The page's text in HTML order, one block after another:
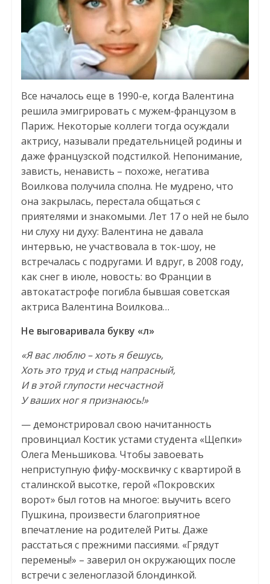
Все началось еще в 1990-е, когда Валентина
решила эмигрировать с мужем-французом в
Париж. Некоторые коллеги тогда осуждали
актрису, называли предательницей родины и
даже французской подстилкой. Непонимание,
зависть, ненависть – похоже, негатива
Воилкова получила сполна. Не мудрено, что
она закрылась, перестала общаться с
приятелями и знакомыми. Лет 17 о ней не было
ни слуху ни духу: Валентина не давала
интервью, не участвовала в ток-шоу, не
встречалась с подругами. И вдруг, в 2008 году,
как снег в июле, новость: во Франции в
автокатастрофе погибла бывшая советская
актриса Валентина Воилкова…
Не выговаривала букву «л»
«Я вас люблю – хоть я бешусь,
Хоть это труд и стыд напрасный,
И в этой глупости несчастной
У ваших ног я признаюсь!»
— демонстрировал свою начитанность
провинциал Костик устами студента «Щепки»
Олега Меньшикова. Чтобы завоевать
неприступную фифу-москвичку с квартирой в
сталинской высотке, герой «Покровских
ворот» был готов на многое: выучить всего
Пушкина, произвести благоприятное
впечатление на родителей Риты. Даже
расстаться с прежними пассиями. «Грядут
перемены!» – заверил он окружающих после
встречи с зеленоглазой блондинкой.